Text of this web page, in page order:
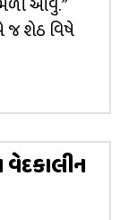
જ શેઠ વિષે
વેદકાલીન